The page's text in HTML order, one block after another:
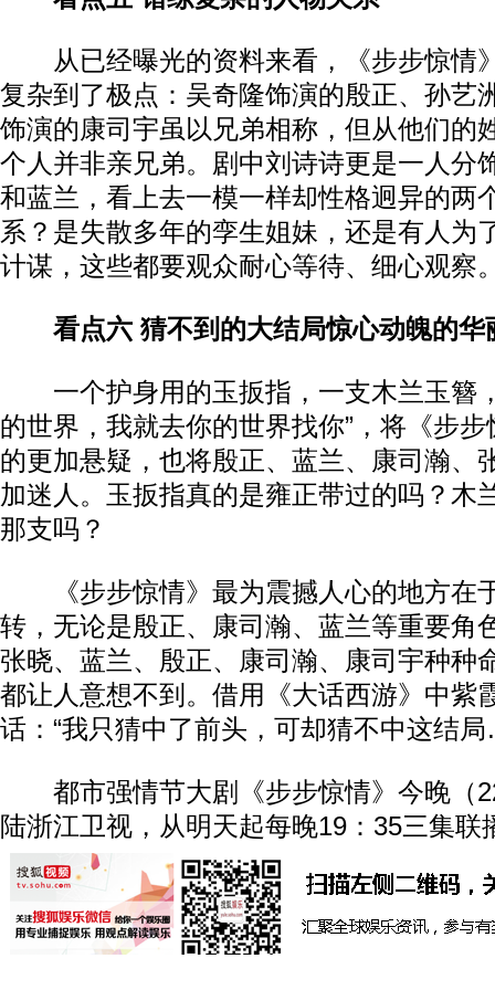
从已经曝光的资料来看，《步步惊情
复杂到了极点：吴奇隆饰演的殷正、孙艺
饰演的康司宇虽以兄弟相称，但从他们的
个人并非亲兄弟。剧中刘诗诗更是一人分
和蓝兰，看上去一模一样却性格迥异的两
系？是失散多年的孪生姐妹，还是有人为
计谋，这些都要观众耐心等待、细心观察
看点六 猜不到的大结局惊心动魄的华
一个护身用的玉扳指，一支木兰玉簪
的世界，我就去你的世界找你”，将《步
的更加悬疑，也将殷正、蓝兰、康司瀚、
加迷人。玉扳指真的是雍正带过的吗？木
那支吗？
《步步惊情》最为震撼人心的地方在
转，无论是殷正、康司瀚、蓝兰等重要角
张晓、蓝兰、殷正、康司瀚、康司宇种种
都让人意想不到。借用《大话西游》中紫
话：“我只猜中了前头，可却猜不中这结
都市强情节大剧《步步惊情》今晚（
陆浙江卫视，从明天起每晚19：35三集联